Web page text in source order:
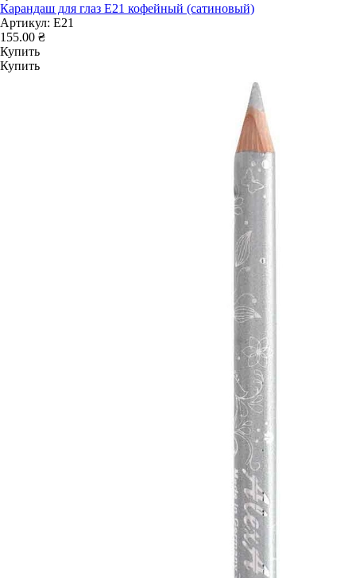
Карандаш для глаз E21 кофейный (сатиновый)
Артикул: E21
155.00 ₴
Купить
Купить